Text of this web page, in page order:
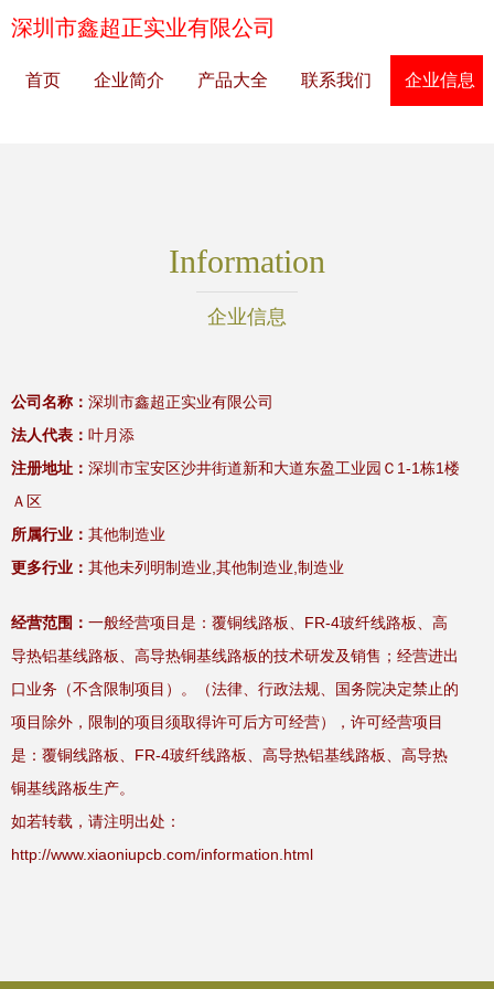
深圳市鑫超正实业有限公司
首页 企业简介 产品大全 联系我们 企业信息
Information
企业信息
公司名称： 深圳市鑫超正实业有限公司
法人代表： 叶月添
注册地址： 深圳市宝安区沙井街道新和大道东盈工业园Ｃ1-1栋1楼
Ａ区
所属行业： 其他制造业
更多行业： 其他未列明制造业,其他制造业,制造业
经营范围： 一般经营项目是：覆铜线路板、FR-4玻纤线路板、高
导热铝基线路板、高导热铜基线路板的技术研发及销售；经营进出
口业务（不含限制项目）。（法律、行政法规、国务院决定禁止的
项目除外，限制的项目须取得许可后方可经营），许可经营项目
是：覆铜线路板、FR-4玻纤线路板、高导热铝基线路板、高导热
铜基线路板生产。
如若转载，请注明出处：
http://www.xiaoniupcb.com/information.html